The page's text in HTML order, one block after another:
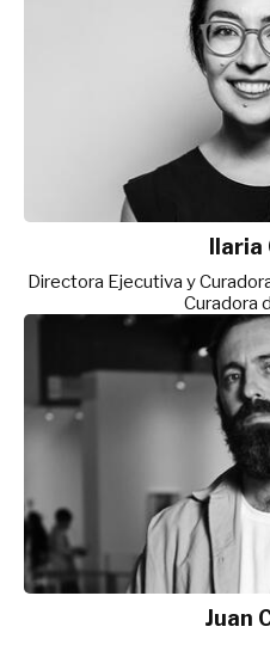
Ilaria
Directora Ejecutiva y
Curadora
Juan